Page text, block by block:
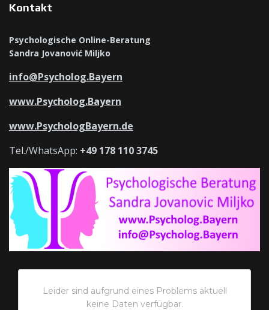
Kontakt
Psychologische Online-Beratung
Sandra Jovanović Miljko
info@Psycholog.Bayern
www.Psycholog.Bayern
www.PsychologBayern.de
Tel./WhatsApp: +49 178 110 3745
Leider sind aufgrund eines Problems aktuell
keine Daten verfügbar.